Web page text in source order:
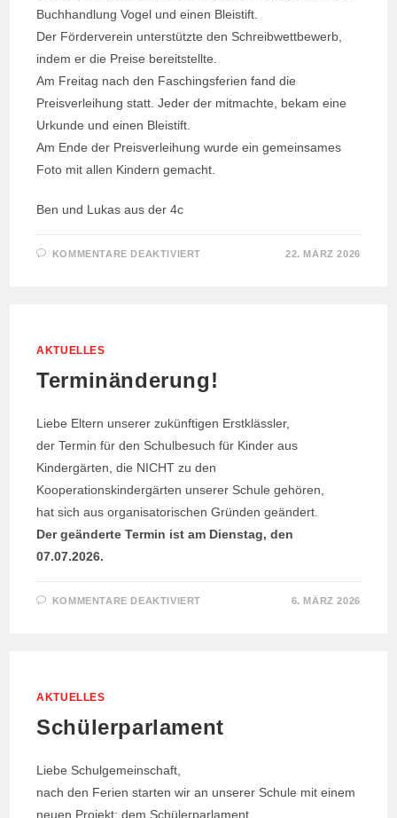
Buchhandlung Vogel und einen Bleistift.
Der Förderverein unterstützte den Schreibwettbewerb,
indem er die Preise bereitstellte.
Am Freitag nach den Faschingsferien fand die
Preisverleihung statt. Jeder der mitmachte, bekam eine
Urkunde und einen Bleistift.
Am Ende der Preisverleihung wurde ein gemeinsames
Foto mit allen Kindern gemacht.
Ben und Lukas aus der 4c
KOMMENTARE DEAKTIVIERT 22. MÄRZ 2026
AKTUELLES
Terminänderung!
Liebe Eltern unserer zukünftigen Erstklässler,
der Termin für den Schulbesuch für Kinder aus
Kindergärten, die NICHT zu den
Kooperationskindergärten unserer Schule gehören,
hat sich aus organisatorischen Gründen geändert.
Der geänderte Termin ist am Dienstag, den
07.07.2026.
KOMMENTARE DEAKTIVIERT 6. MÄRZ 2026
AKTUELLES
Schülerparlament
Liebe Schulgemeinschaft,
nach den Ferien starten wir an unserer Schule mit einem
neuen Projekt: dem Schülerparlament.